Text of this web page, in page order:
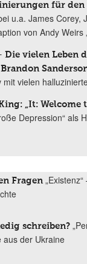
für den
u.a. James Corey,
von Andy Weirs
Die vielen Leben
Brandon
mit vielen
„It: Welcome
Depression“ als
Fragen
schreiben?
aus der Ukraine